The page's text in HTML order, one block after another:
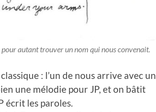
autant trouver un nom qui nous convenait.
: l’un de nous arrive avec un
une mélodie pour JP, et on bâtit
écrit les paroles.